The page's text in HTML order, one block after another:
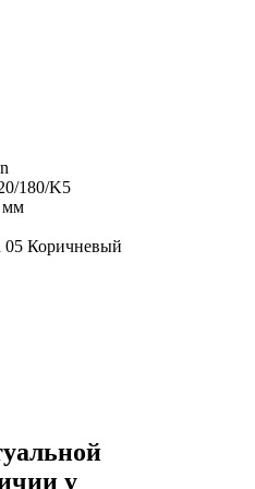
180/K5
мм
Коричневый
у